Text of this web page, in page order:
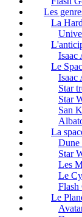
Les
La
Isaac
Le
Isaac
Star
Star
San
La
Dune
Star
Les
Le
Flash
Le